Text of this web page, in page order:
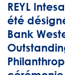
REYL
été
Bank